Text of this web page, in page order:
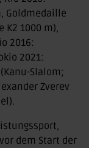
Goldmedaille
K2 1000 m),
2016:
2021:
Slalom;
Zverev
dem Start der